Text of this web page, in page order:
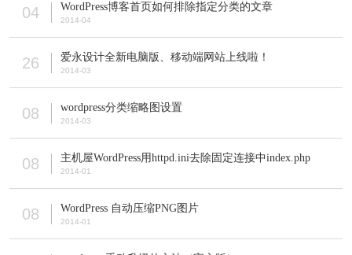
04 WordPress博客首页如何排除指定分类的文章
2014-04
26 爱永设计全新电脑版、移动端网站上线啦！
2014-03
08 wordpress分类缩略图设置
2014-03
08 主机屋WordPress用httpd.ini去除固定连接中index.php
2014-01
08 WordPress 自动压缩PNG图片
2014-01